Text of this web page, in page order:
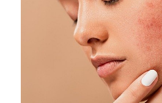
MEDICI
MEDICINA
ESTETICA
NEWS
CONTATTI